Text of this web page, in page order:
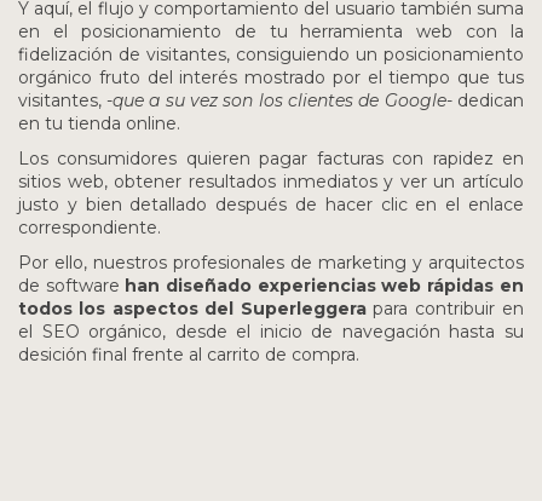
Y aquí, el flujo y comportamiento del usuario también suma
en el posicionamiento de tu herramienta web con la
fidelización de visitantes, consiguiendo un posicionamiento
orgánico fruto del interés mostrado por el tiempo que tus
visitantes, -que a su vez son los clientes de Google- dedican
en tu tienda online.
Los consumidores quieren pagar facturas con rapidez en
sitios web, obtener resultados inmediatos y ver un artículo
justo y bien detallado después de hacer clic en el enlace
correspondiente.
Por ello, nuestros profesionales de marketing y arquitectos
de software han diseñado experiencias web rápidas en
todos los aspectos del Superleggera para contribuir en
el SEO orgánico, desde el inicio de navegación hasta su
desición final frente al carrito de compra.